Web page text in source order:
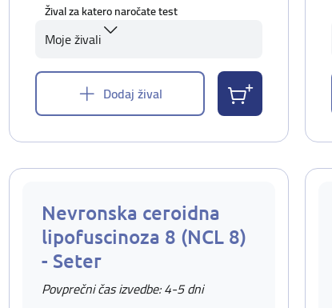
Žival za katero naročate test
Moje živali
Dodaj žival
Nevronska ceroidna
lipofuscinoza 8 (NCL 8)
- Seter
Povprečni čas izvedbe: 4-5 dni